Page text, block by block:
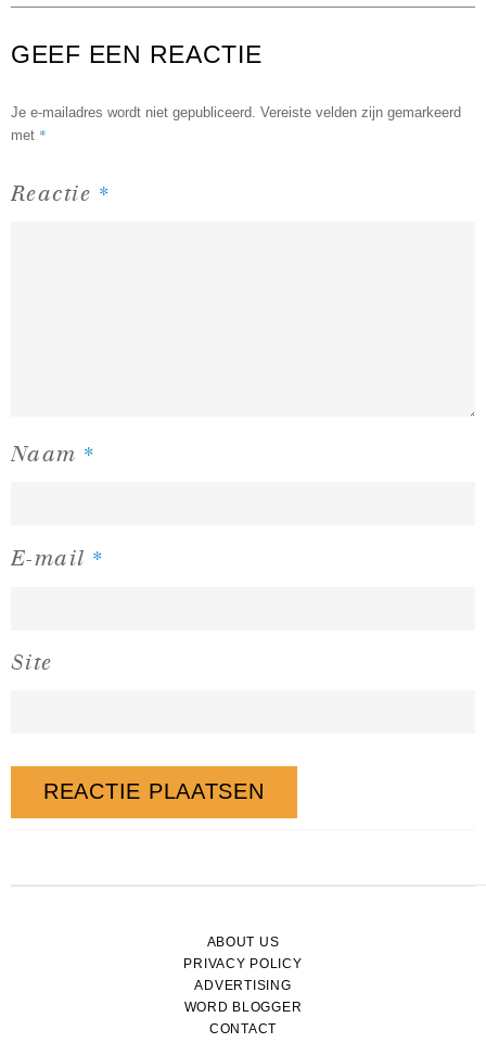
GEEF EEN REACTIE
Je e-mailadres wordt niet gepubliceerd. Vereiste velden zijn gemarkeerd
met *
Reactie *
Naam *
E-mail *
Site
ABOUT US
PRIVACY POLICY
ADVERTISING
WORD BLOGGER
CONTACT